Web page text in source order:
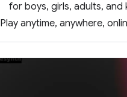
for boys, girls, adults, and
Play anytime, anywhere,
vertical scrolling adventure.